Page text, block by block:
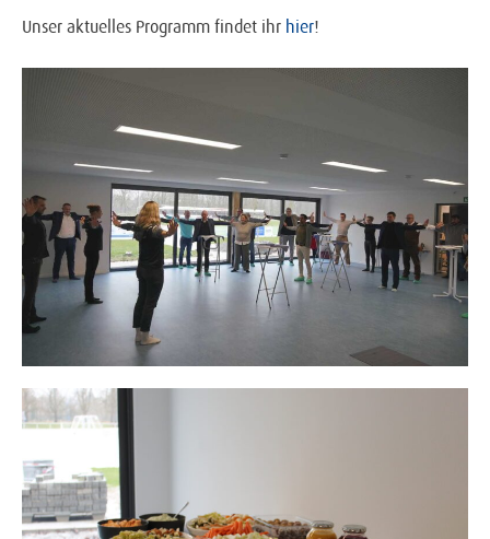
Unser aktuelles Programm findet ihr hier!